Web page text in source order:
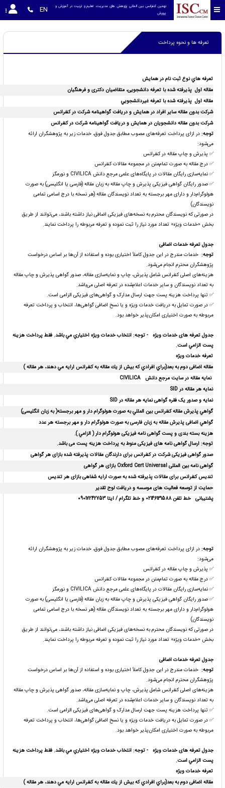
پرورش
EN
تعرفه ها و نحوه پرداخت
تعرفه هاي نوع ثبت نام در همایش
مقاله اول پذیرفته شده با تعرفه دانشجویی، متقاضیان دکتریو فرهنگیان
مقاله اول پذیرفته شده با تعرفه غيردانشجويي
شرکت بدون مقاله سایر افراد در همایش و دریافت گواهینامه شرکت در کنفرانس
شرکت بدون مقاله دانشجویان در همایش و دریافت گواهینامه شرکت در کنفرانس
توجه:در ازای پرداخت تعرفه‌های مصوب مطابق جدول فوق، خدمات زیر به پژوهشگران ارائه
می‌شود:
✅ پذیرش و چاپ مقاله در کنفرانس
✅ درج مقاله به صورت تمام‌متن در مجموعه مقالات کنفرانس
✅ نمایه‌سازی رایگان مقالات در پایگاه‌های علمی مرجع دانش CIVILICA و نورمگز
✅ صدور رایگان گواهی فیزیکی پذیرش و چاپ مقاله به زبان مقاله (فارسی یا انگلیسی) به صورت
هولوگرام‌دار و دارای مهر برجسته به تعداد نویسندگان مقاله (هر نسخه با درج اسامی تمامی
نویسندگان)
در صورتی که نویسندگان محترم به نسخه‌های فیزیکی اضافی نیاز داشته باشند، می‌توانند از طریق
بخش «خدمات ویژه» تعداد مورد نیاز را ثبت نموده و تعرفه مربوطه را پرداخت نمایند.
جدول تعرفه خدمات اضافی
توجه: خدمات مندرج در این جدول کاملاً اختیاری بوده و استفاده از آن‌ها بر اساس درخواست
پژوهشگران محترم انجام می‌شود.
هزینه‌های اصلی کنفرانس شامل پذیرش، چاپ و نمایه‌سازی مقاله، صدور گواهی پذیرش و چاپ مقاله
به تعداد نویسندگان و سایر خدمات اعلام‌شده در تعرفه اصلی می‌باشد.
✅ تنها پرداخت هزینه پست جهت ارسال مدارک و گواهی‌های فیزیکی الزامی است.
✅ در صورت تمایل به دریافت خدمات ویژه و یا نسخ اضافی گواهی‌ها، انتخاب و پرداخت تعرفه
مربوطه به صورت اختیاری امکان‌پذیر خواهد بود.
جدول تعرفه های خدمات ویژه - توجه: انتخاب خدمات ویژه اختياري مي باشد. فقط پرداخت هزينه
پست الزامي است.
تعرفه خدمات ویژه
مقاله اضافی دوم به بعد(براي افرادي كه بيش از يك مقاله به كنفرانس ارايه مي دهند، هر مقاله )
نمایه مقاله در سایت مرجع دانش
نمایه هر مقاله در SID
نمایه و صدور یک فقره گواهی نمایه هر مقاله در SID
گواهي پذیرش مقاله كنفرانس بين المللي به صورت هولوگرام دار و مهر برجسته( به زبان انگلیسی)
گواهي اضافی پذیرش مقالهبه زبان فارسیبه صورت هولوگرام دار و مهر برجسته هر عدد
هزینه بسته بندی و پست گواهی نامه فیزیکی هولوگرام دار ( الزامي ).
توجه: ارسال گواهی نامه های فیزیکی منوط به پرداخت هزینه پست می باشد.
صدور گواهی فیزیکی شرکت در کنفرانس برای دارندگان مقالات پذیرفته شده بازای هر گواهی
گواهی نامه بین المللی Oxford Cert Universal بازای هر گواهی
تندیس کنفرانس برای مقالات پذیرفته شده به صورت ارایه شفاهی بازای هر تندیس
حمایت از توسعه فعالیت های موسسه و دریافت لوح تقدیر
پشتیبانیخط تلفن 02146131588 و خط تلگرام / ایتا 09017242753
توجه:در ازای پرداخت تعرفه‌های مصوب مطابق جدول فوق، خدمات زیر به پژوهشگران ارائه
می‌شود:
✅ پذیرش و چاپ مقاله در کنفرانس
✅ درج مقاله به صورت تمام‌متن در مجموعه مقالات کنفرانس
✅ نمایه‌سازی رایگان مقالات در پایگاه‌های علمی مرجع دانش CIVILICA و نورمگز
✅ صدور رایگان گواهی فیزیکی پذیرش و چاپ مقاله به زبان مقاله (فارسی یا انگلیسی) به صورت
هولوگرام‌دار و دارای مهر برجسته به تعداد نویسندگان مقاله (هر نسخه با درج اسامی تمامی
نویسندگان)
در صورتی که نویسندگان محترم به نسخه‌های فیزیکی اضافی نیاز داشته باشند، می‌توانند از طریق
بخش «خدمات ویژه» تعداد مورد نیاز را ثبت نموده و تعرفه مربوطه را پرداخت نمایند.
جدول تعرفه خدمات اضافی
توجه: خدمات مندرج در این جدول کاملاً اختیاری بوده و استفاده از آن‌ها بر اساس درخواست
پژوهشگران محترم انجام می‌شود.
هزینه‌های اصلی کنفرانس شامل پذیرش، چاپ و نمایه‌سازی مقاله، صدور گواهی پذیرش و چاپ مقاله
به تعداد نویسندگان و سایر خدمات اعلام‌شده در تعرفه اصلی می‌باشد.
✅ تنها پرداخت هزینه پست جهت ارسال مدارک و گواهی‌های فیزیکی الزامی است.
✅ در صورت تمایل به دریافت خدمات ویژه و یا نسخ اضافی گواهی‌ها، انتخاب و پرداخت تعرفه
مربوطه به صورت اختیاری امکان‌پذیر خواهد بود.
جدول تعرفه های خدمات ویژه - توجه: انتخاب خدمات ویژه اختياري مي باشد. فقط پرداخت هزينه
پست الزامي است.
تعرفه خدمات ویژه
مقاله اضافی دوم به بعد(براي افرادي كه بيش از يك مقاله به كنفرانس ارايه مي دهند، هر مقاله )